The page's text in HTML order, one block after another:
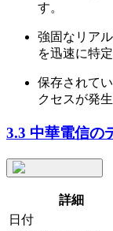
す。
強固なリア
を迅速に特定
保存されて
クセスが発
3.3 中華電信の
詳細
日付